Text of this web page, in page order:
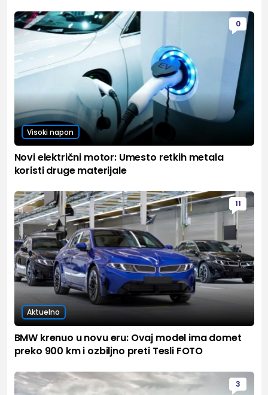
0
Visoki napon
Novi električni motor: Umesto retkih metala
koristi druge materijale
11
Aktuelno
BMW krenuo u novu eru: Ovaj model ima domet
preko 900 km i ozbiljno preti Tesli FOTO
3